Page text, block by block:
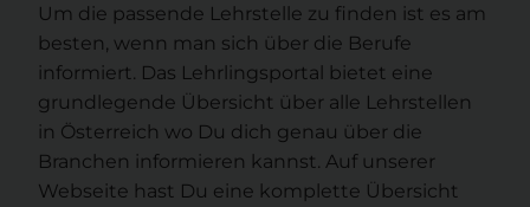
Um die passende Lehrstelle zu finden ist es am
besten, wenn man sich über die Berufe
informiert. Das Lehrlingsportal bietet eine
grundlegende Übersicht über alle Lehrstellen
in Österreich wo Du dich genau über die
Branchen informieren kannst. Auf unserer
Webseite hast Du eine komplette Übersicht